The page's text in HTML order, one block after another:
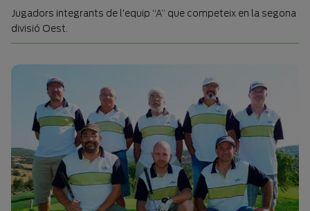
Jugadors integrants de l’equip “A” que competeix en la segona
divisió Oest.